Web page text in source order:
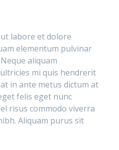
labore et dolore
elementum pulvinar
aliquam
mi quis hendrerit
in ante metus dictum at
felis eget nunc
risus commodo viverra
Aliquam purus sit